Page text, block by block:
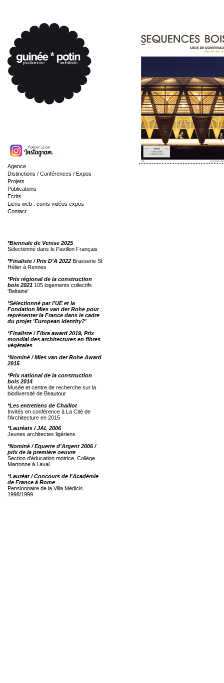
Agence
Distinctions / Conférences / Expos
Projets
Publications
Ecrits
Liens web : confs vidéos expos
Contact
*Biennale de Venise 2025
Sélectionné dans le Pavillon Français
*Finaliste / Prix D'A 2022 Brasserie St
Hélier à Rennes
*Prix régional de la construction
bois 2021 105 logements collectifs
'Beltaine'
*Sélectionné par l'UE et la
Fondation Mies van der Rohe pour
représenter la France dans le cadre
du projet 'European identity?'
*Finaliste / Fibra award 2019, Prix
mondial des architectures en fibres
végétales
*Nominé / Mies van der Rohe Award
2015
*Prix national de la construction
bois 2014
Musée et centre de recherche sur la
biodiversité de Beautour
*Les entretiens de Chaillot
Invités en conférence à La Cité de
l'Architecture en 2015
*Lauréats / JAL 2006
Jeunes architectes ligériens
*Nominé / Equerre d'Argent 2006 /
prix de la première oeuvre
Section d'éducation motrice, Collège
Martonne à Laval
*Lauréat / Concours de l'Académie
de France à Rome
Pensionnaire de la Villa Médicis
1998/1999